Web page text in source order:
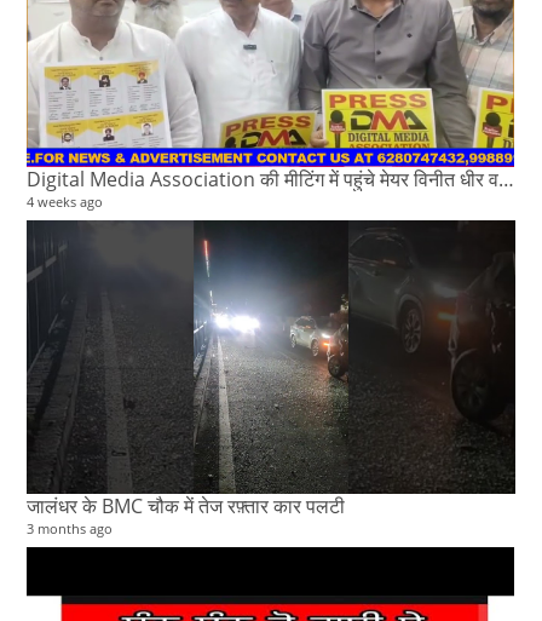
Digital Media Association की मीटिंग में पहुंचे मेयर विनीत धीर व कैबिनेट मंत्री मोहिंदर भगत
4 weeks ago
जालंधर के BMC चौक में तेज रफ़्तार कार पलटी
3 months ago